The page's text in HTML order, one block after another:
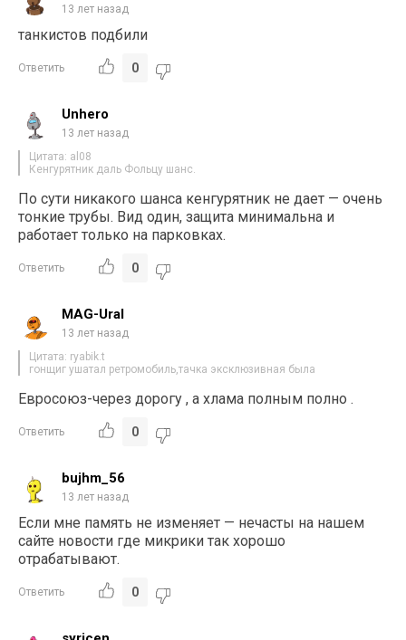
13 лет назад
танкистов подбили
Ответить 0
Unhero
13 лет назад
Цитата: al08
Кенгурятник даль Фольцу шанс.
По сути никакого шанса кенгурятник не дает — очень
тонкие трубы. Вид один, защита минимальна и
работает только на парковках.
Ответить 0
MAG-Ural
13 лет назад
Цитата: ryabik.t
гонщиг ушатал ретромобиль,тачка эксклюзивная была
Евросоюз-через дорогу , а хлама полным полно .
Ответить 0
bujhm_56
13 лет назад
Если мне память не изменяет — нечасты на нашем
сайте новости где микрики так хорошо
отрабатывают.
Ответить 0